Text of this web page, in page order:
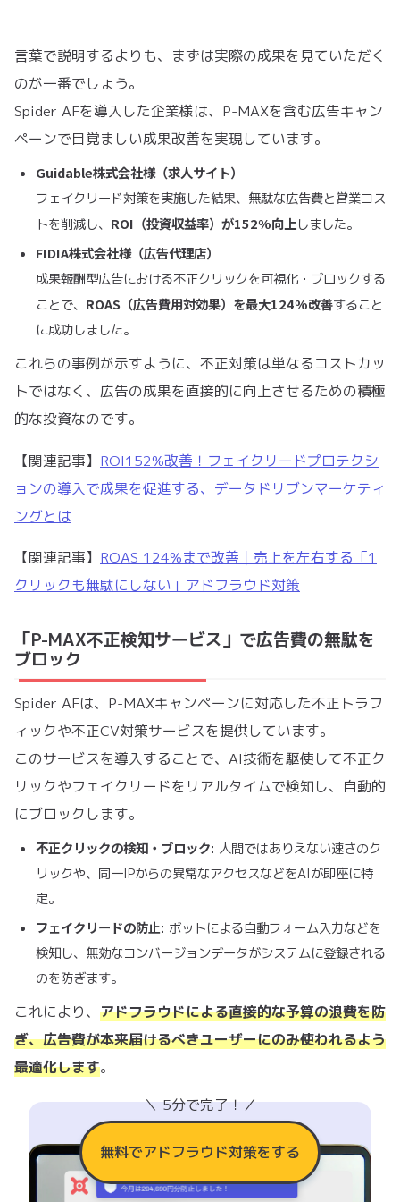
言葉で説明するよりも、まずは実際の成果を見ていただく
のが一番でしょう。
Spider AFを導入した企業様は、P-MAXを含む広告キャン
ペーンで目覚ましい成果改善を実現しています。
Guidable株式会社様（求人サイト）
フェイクリード対策を実施した結果、無駄な広告費と営業コス
トを削減し、 ROI（投資収益率）が152%向上しました。
FIDIA株式会社様（広告代理店）
成果報酬型広告における不正クリックを可視化・ブロックする
ことで、 ROAS（広告費用対効果）を最大124%改善すること
に成功しました。
これらの事例が示すように、不正対策は単なるコストカッ
トではなく、広告の成果を直接的に向上させるための積極
的な投資なのです。
【関連記事】 ROI152%改善！フェイクリードプロテクシ
ョンの導入で成果を促進する、データドリブンマーケティ
ングとは
【関連記事】 ROAS 124%まで改善｜売上を左右する「1
クリックも無駄にしない」アドフラウド対策
「P-MAX不正検知サービス」で広告費の無駄を
ブロック
Spider AFは、P-MAXキャンペーンに対応した不正トラフ
ィックや不正CV対策サービスを提供しています。
このサービスを導入することで、AI技術を駆使して不正ク
リックやフェイクリードをリアルタイムで検知し、自動的
にブロックします。
不正クリックの検知・ブロック: 人間ではありえない速さのク
リックや、同一IPからの異常なアクセスなどをAIが即座に特
定。
フェイクリードの防止: ボットによる自動フォーム入力などを
検知し、無効なコンバージョンデータがシステムに登録される
のを防ぎます。
これにより、 アドフラウドによる直接的な予算の浪費を防
ぎ、広告費が本来届けるべきユーザーにのみ使われるよう
最適化します。
＼広告費のムダを削減できる／
＼ 5分で完了！／
無料でアドフラウド対策をする